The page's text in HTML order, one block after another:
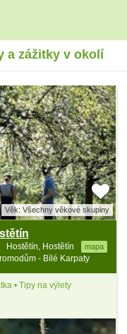
a zážitky v okolí
Věk: Všechny věkové skupiny
Hostětín, Hostětín mapa
- Bílé Karpaty
• Tipy na výlety